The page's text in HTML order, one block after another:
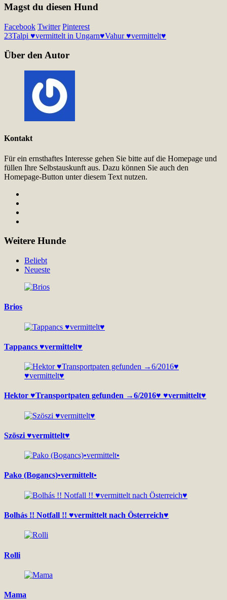
Magst du diesen Hund
Facebook Twitter Pinterest
23Talpi ♥vermittelt in Ungarn♥Vahur ♥vermittelt♥
Über den Autor
Kontakt
Für ein ernsthaftes Interesse gehen Sie bitte auf die Homepage und
füllen Ihre Selbstauskunft aus. Dazu können Sie auch den
Homepage-Button unter diesem Text nutzen.
Weitere Hunde
Beliebt
Neueste
Brios
Tappancs ♥vermittelt♥
Hektor ♥Transportpaten gefunden →6/2016♥ ♥vermittelt♥
Szöszi ♥vermittelt♥
Pako (Bogancs)•vermittelt•
Bolhás !! Notfall !! ♥vermittelt nach Österreich♥
Rolli
Mama